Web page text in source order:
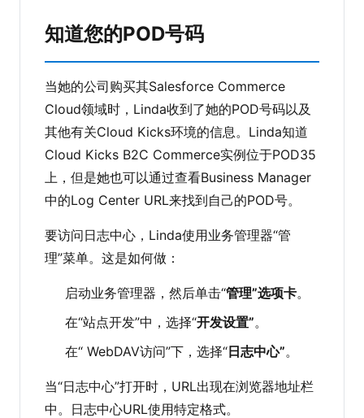
知道您的POD号码
当她的公司购买其Salesforce Commerce
Cloud领域时，Linda收到了她的POD号码以及
其他有关Cloud Kicks环境的信息。Linda知道
Cloud Kicks B2C Commerce实例位于POD35
上，但是她也可以通过查看Business Manager
中的Log Center URL来找到自己的POD号。
要访问日志中心，Linda使用业务管理器“管
理”菜单。这是如何做：
启动业务管理器，然后单击“管理”选项卡。
在“站点开发”中，选择“开发设置”。
在“ WebDAV访问”下，选择“日志中心”。
当“日志中心”打开时，URL出现在浏览器地址栏
中。日志中心URL使用特定格式。